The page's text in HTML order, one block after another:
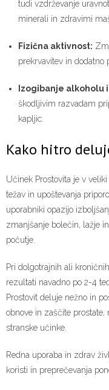
tudi vzdrževanje
minerali in zdravimi
Fizična aktivnost:
prekrvavitev in dodatno
Izogibanje alkoholu
škodljivim razvadam
kapljic.
Kako hitro
Učinek Prostovita je v
težav in upoštevanja
uporabniki opazijo
zmanjšanje bolečin, lažje
počutje.
Pri dolgotrajnih ali
rezultati navadno po 2-4
Prostovit deluje nežno in
obnove in zaščite
stranske učinke.
Redna uporaba in zdrav
koristi in preprečevanja